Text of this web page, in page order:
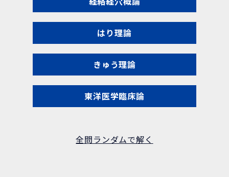
はり理論
きゅう理論
東洋医学臨床論
全問ランダムで解く